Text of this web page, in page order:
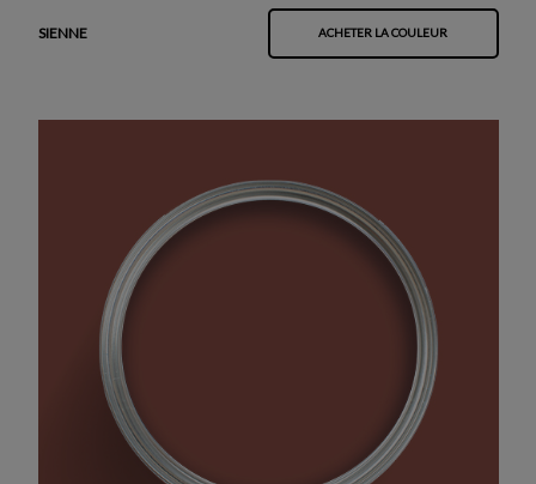
SIENNE ACHETER LA COULEUR